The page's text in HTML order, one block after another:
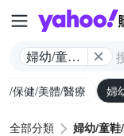
婦幼/童鞋/
/保健/美體/醫療 婦
全部分類 婦幼/童